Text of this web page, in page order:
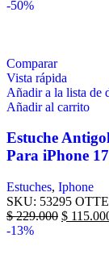
-50%
Comparar
Vista rápida
Añadir a la lista de
Añadir al carrito
Estuche
Para iPhone
Estuches, Iphone
SKU: 53295
$229.000 $
-13%